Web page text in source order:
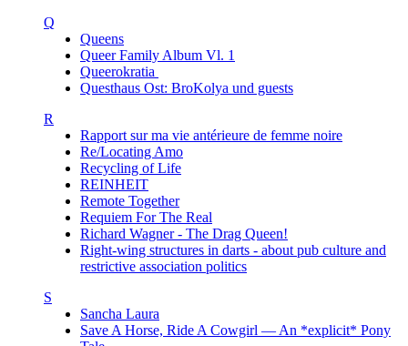
Q
Queens
Queer Family Album Vl. 1
Queerokratia
Questhaus Ost: BroKolya und guests
R
Rapport sur ma vie antérieure de femme noire
Re/Locating Amo
Recycling of Life
REINHEIT
Remote Together
Requiem For The Real
Richard Wagner - The Drag Queen!
Right-wing structures in darts - about pub culture and
restrictive association politics
S
Sancha Laura
Save A Horse, Ride A Cowgirl — An *explicit* Pony